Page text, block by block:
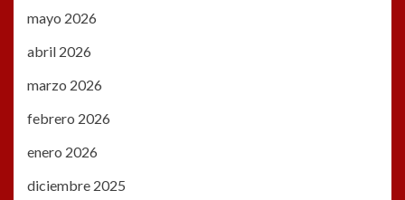
mayo 2026
abril 2026
marzo 2026
febrero 2026
enero 2026
diciembre 2025